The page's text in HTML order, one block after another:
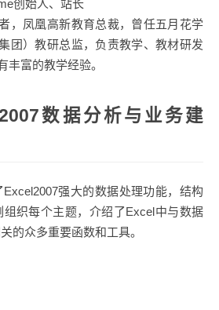
创始人、站长
，凤凰高新教育总裁，曾任五月花学
团）教研总监，负责教学、教材研发
丰富的教学经验。
数据分析与业务建
强大的数据处理功能，结构
织每个主题，介绍了Excel中与数据
的众多重要函数和工具。